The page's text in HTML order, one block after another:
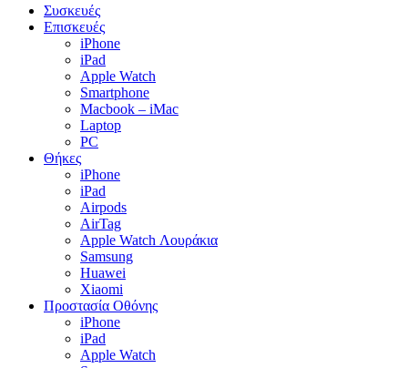
Close
Menu
Συσκευές
Επισκευές
iPhone
iPad
Apple Watch
Smartphone
Macbook – iMac
Laptop
PC
Θήκες
iPhone
iPad
Airpods
AirTag
Apple Watch Λουράκια
Samsung
Huawei
Xiaomi
Προστασία Οθόνης
iPhone
iPad
Apple Watch